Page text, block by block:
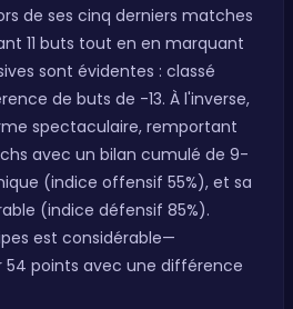
de ses cinq derniers matches
11 buts tout en en marquant
sont évidentes : classé
de buts de -13. À l'inverse,
spectaculaire, remportant
avec un bilan cumulé de 9-
(indice offensif 55%), et sa
(indice défensif 85%).
est considérable—
54 points avec une différence